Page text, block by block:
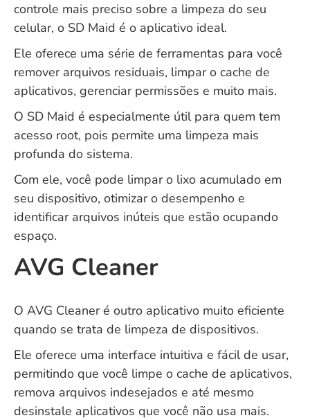
controle mais preciso sobre a limpeza do seu
celular, o SD Maid é o aplicativo ideal.
Ele oferece uma série de ferramentas para você
remover arquivos residuais, limpar o cache de
aplicativos, gerenciar permissões e muito mais.
O SD Maid é especialmente útil para quem tem
acesso root, pois permite uma limpeza mais
profunda do sistema.
Com ele, você pode limpar o lixo acumulado em
seu dispositivo, otimizar o desempenho e
identificar arquivos inúteis que estão ocupando
espaço.
AVG Cleaner
O AVG Cleaner é outro aplicativo muito eficiente
quando se trata de limpeza de dispositivos.
Ele oferece uma interface intuitiva e fácil de usar,
permitindo que você limpe o cache de aplicativos,
remova arquivos indesejados e até mesmo
desinstale aplicativos que você não usa mais.